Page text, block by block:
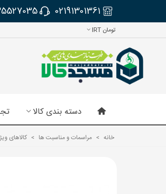
02191301361
تومان IRT
دسته بندی کالا
خانه > مراسمات و مناسبت ها > کالاهای